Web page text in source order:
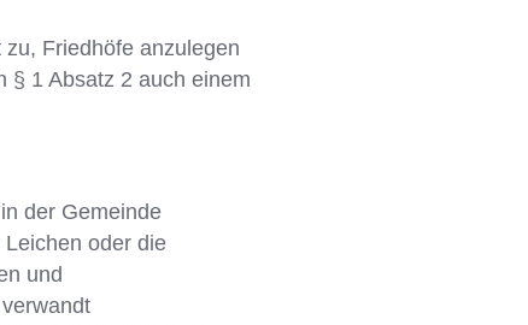
Friedhöfe anzulegen
§ 1 Absatz 2 auch einem
der Gemeinde
oder die
und